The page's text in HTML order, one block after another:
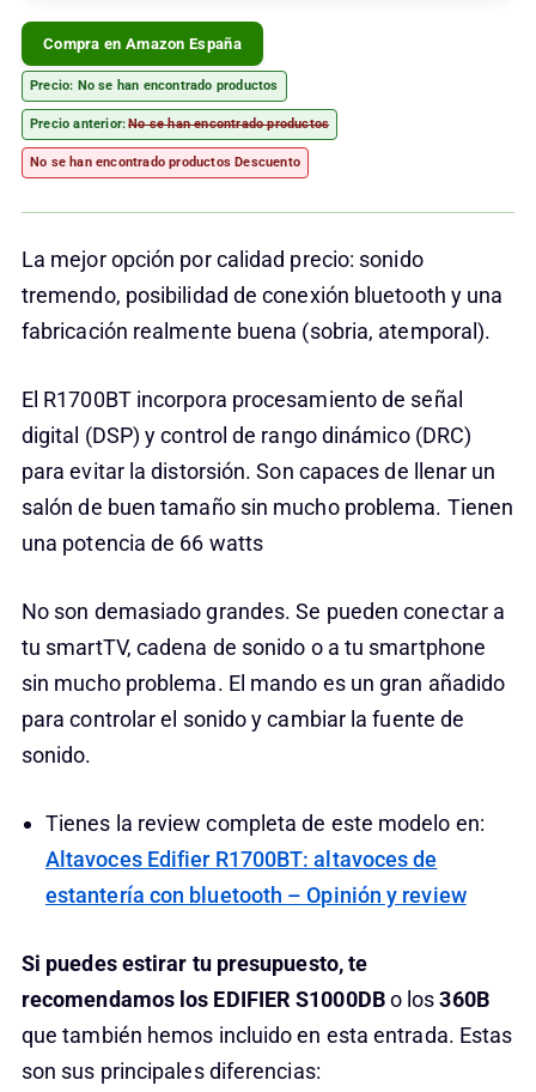
Compra en Amazon España
Precio: No se han encontrado productos
Precio anterior:No se han encontrado productos
No se han encontrado productosDescuento
La mejor opción por calidad precio: sonido
tremendo, posibilidad de conexión bluetooth y una
fabricación realmente buena (sobria, atemporal).
El R1700BT incorpora procesamiento de señal
digital (DSP) y control de rango dinámico (DRC)
para evitar la distorsión. Son capaces de llenar un
salón de buen tamaño sin mucho problema. Tienen
una potencia de 66 watts
No son demasiado grandes. Se pueden conectar a
tu smartTV, cadena de sonido o a tu smartphone
sin mucho problema. El mando es un gran añadido
para controlar el sonido y cambiar la fuente de
sonido.
Tienes la review completa de este modelo en:
Altavoces Edifier R1700BT: altavoces de
estantería con bluetooth – Opinión y review
Si puedes estirar tu presupuesto, te
recomendamos los EDIFIER S1000DBo los360B
que también hemos incluido en esta entrada. Estas
son sus principales diferencias: